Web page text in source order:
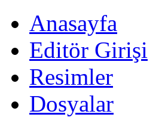
Anasayfa
Editör Girişi
Resimler
Dosyalar